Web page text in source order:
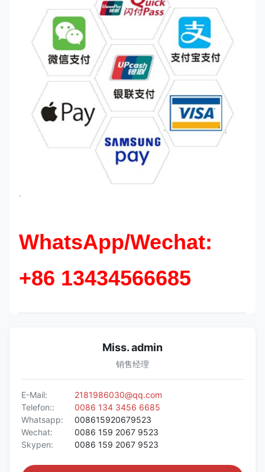
`
WhatsApp/Wechat:
+86 13434566685
Miss. admin
销售经理
E-Mail:
2181986030@qq.com
Telefon::
0086 134 3456 6685
Whatsapp:
008615920679523
Wechat:
0086 159 2067 9523
Skypen:
0086 159 2067 9523